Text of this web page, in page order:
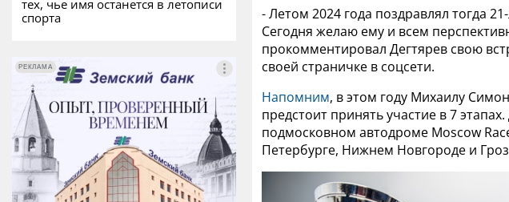
тех, чье имя останется в летописи
спорта
РЕКЛАМА
РЕКЛАМА
- Летом 2024 года поздравлял тогда
Сегодня желаю ему и всем
прокомментировал Дегтярев свою
своей страничке в соцсети.
Напомним, в этом году Михаилу
предстоит принять участие в 7
подмосковном автодроме Moscow
Петербурге, Нижнем Новгороде и